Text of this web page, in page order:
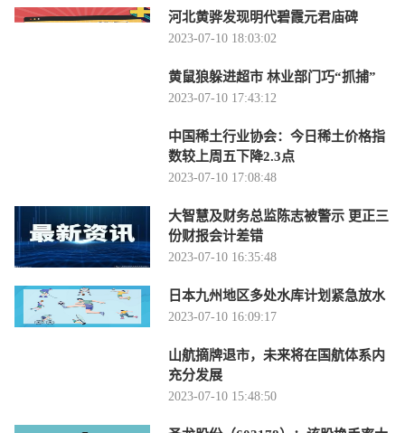
河北黄骅发现明代碧霞元君庙碑
2023-07-10 18:03:02
黄鼠狼躲进超市 林业部门巧“抓捕”
2023-07-10 17:43:12
中国稀土行业协会：今日稀土价格指
数较上周五下降2.3点
2023-07-10 17:08:48
大智慧及财务总监陈志被警示 更正三
份财报会计差错
2023-07-10 16:35:48
日本九州地区多处水库计划紧急放水
2023-07-10 16:09:17
山航摘牌退市，未来将在国航体系内
充分发展
2023-07-10 15:48:50